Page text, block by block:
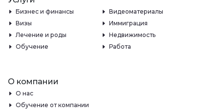
Бизнес и финансы
Видеоматериалы
Визы
Иммиграция
Лечение и роды
Недвижимость
Обучение
Работа
О компании
О нас
Обучение от компании